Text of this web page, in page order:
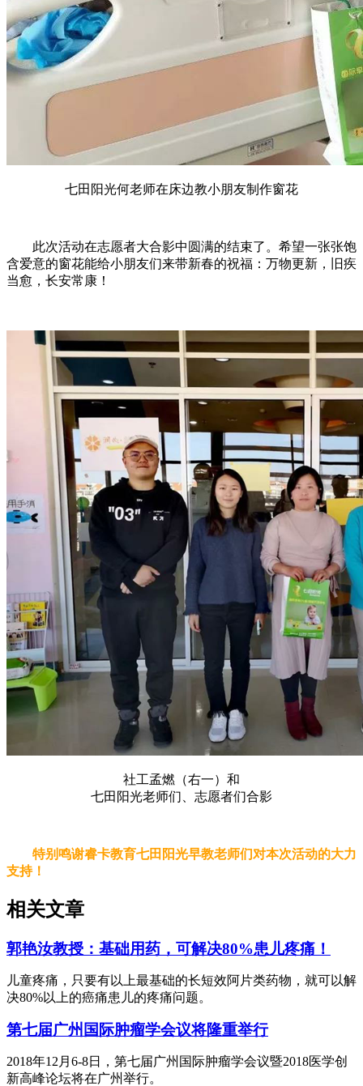
七田阳光何老师在床边教小朋友制作窗花
此次活动在志愿者大合影中圆满的结束了。希望一张张饱
含爱意的窗花能给小朋友们来带新春的祝福：万物更新，旧疾
当愈，长安常康！
社工孟燃（右一）和
七田阳光老师们、志愿者们合影
特别鸣谢睿卡教育七田阳光早教老师们对本次活动的大力
支持！
相关文章
郭艳汝教授：基础用药，可解决80%患儿疼痛！
儿童疼痛，只要有以上最基础的长短效阿片类药物，就可以解
决80%以上的癌痛患儿的疼痛问题。
第七届广州国际肿瘤学会议将隆重举行
2018年12月6-8日，第七届广州国际肿瘤学会议暨2018医学创
新高峰论坛将在广州举行。